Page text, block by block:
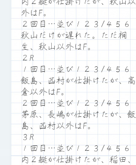
外はF。
２回目…並び１２３/４５６
秋山だけが遅れた。ただ桐
生、秋山以外はF。
２R
１回目…並び１２３/４５６
飯島、西村が仕掛けたが、高
倉以外はF。
２回目…並び１２３/４５６
茅原、長嶋が仕掛けたが、飯
島、西村以外はF。
３R
１回目…並び１２３/４５６
内２艇が仕掛けたが、稲田、